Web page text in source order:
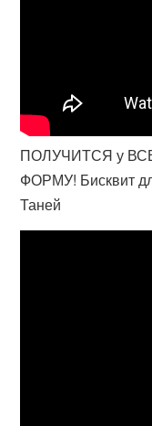
ПОЛУЧИТСЯ у
ФОРМУ! Бисквит
Таней